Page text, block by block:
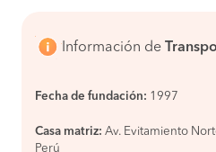
Información de
Fecha de fundación: 1997
Casa matriz: Av. Evitamiento
Perú